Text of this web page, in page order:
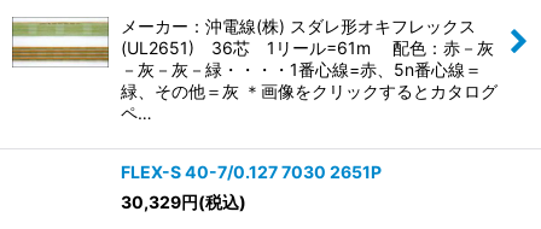
メーカー：沖電線(株) スダレ形オキフレックス
(UL2651) 36芯 1リール=61m 配色：赤－灰
－灰－灰－緑・・・・1番心線=赤、5n番心線＝
緑、その他＝灰 ＊画像をクリックするとカタログ
ペ…
FLEX-S 40-7/0.127 7030 2651P
30,329円(税込)